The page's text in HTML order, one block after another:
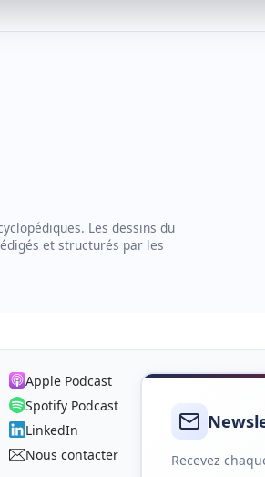
Les dessins du
et structurés par les
Apple Podcast
Spotify Podcast
LinkedIn
Nous contacter
Recevez